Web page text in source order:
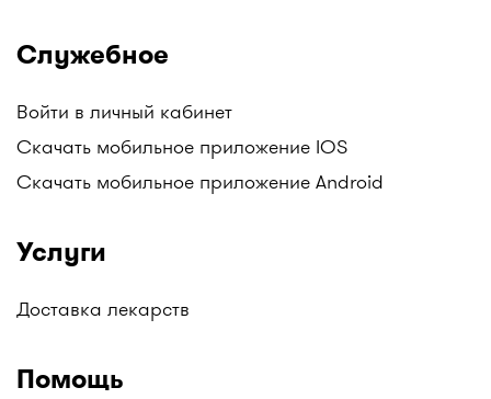
Служебное
Войти в личный кабинет
Скачать мобильное приложение IOS
Скачать мобильное приложение Android
Услуги
Доставка лекарств
Помощь